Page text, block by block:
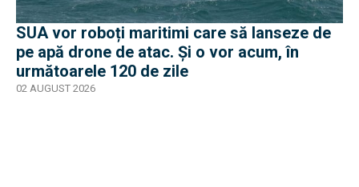
SUA vor roboți maritimi care să lanseze de
pe apă drone de atac. Și o vor acum, în
următoarele 120 de zile
02 AUGUST 2026